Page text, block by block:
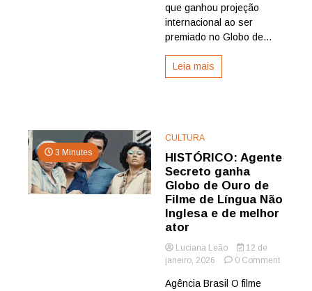
que ganhou projeção
internacional ao ser
premiado no Globo de...
Leia mais
3 Minutes
CULTURA
HISTÓRICO: Agente
Secreto ganha
Globo de Ouro de
Filme de Língua Não
Inglesa e de melhor
ator
Luciana Leão
12 de
janeiro, 2026
0 Commenton
Agência Brasil O filme